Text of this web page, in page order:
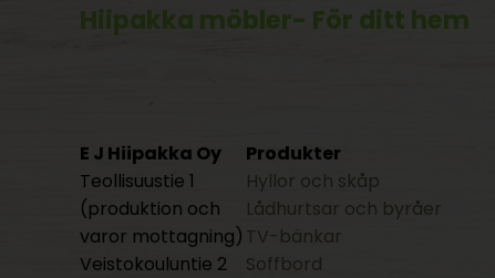
Hiipakka möbler- För ditt hem
E J Hiipakka Oy
Teollisuustie 1
(produktion och
varor mottagning)
Veistokouluntie 2
Produkter
Hyllor och skåp
Lådhurtsar och byråer
TV-bänkar
Soffbord